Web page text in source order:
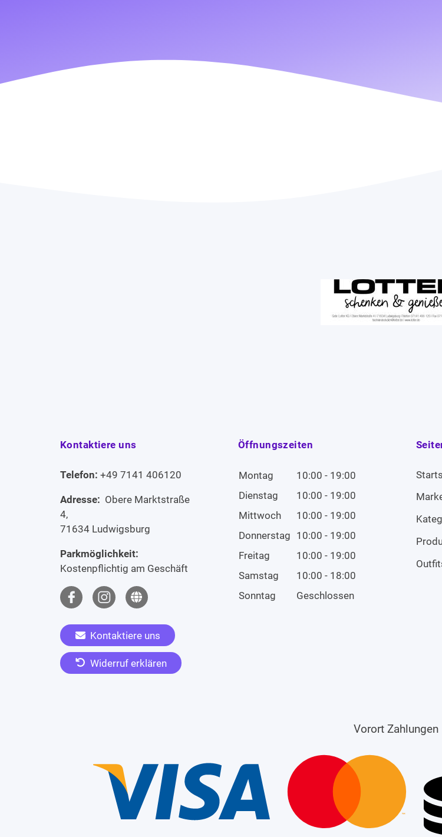
Kontaktiere uns
Telefon: +49 7141 406120
Adresse: Obere Marktstraße
4,
71634 Ludwigsburg
Parkmöglichkeit:
Kostenpflichtig am Geschäft
Kontaktiere uns
Widerruf erklären
Öffnungszeiten
Montag
10:00 - 19:00
Dienstag
10:00 - 19:00
Mittwoch
10:00 - 19:00
Donnerstag 10:00 - 19:00
Freitag
10:00 - 19:00
Samstag
10:00 - 18:00
Sonntag
Geschlossen
Vorort Zahlungen